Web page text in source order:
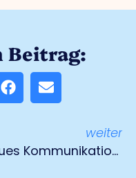
Beitrag:
weiter
Neues Kommunikationsinstrument